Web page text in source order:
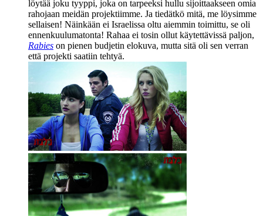
löytää joku tyyppi, joka on tarpeeksi hullu sijoittaakseen omia
rahojaan meidän projektiimme. Ja tiedätkö mitä, me löysimme
sellaisen! Näinkään ei Israelissa oltu aiemmin toimittu, se oli
ennenkuulumatonta! Rahaa ei tosin ollut käytettävissä paljon,
Rabies on pienen budjetin elokuva, mutta sitä oli sen verran
että projekti saatiin tehtyä.